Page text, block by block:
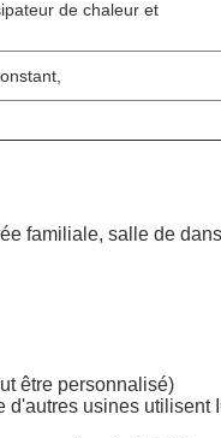
de chaleur et
familiale, salle de
être personnalisé)
usines